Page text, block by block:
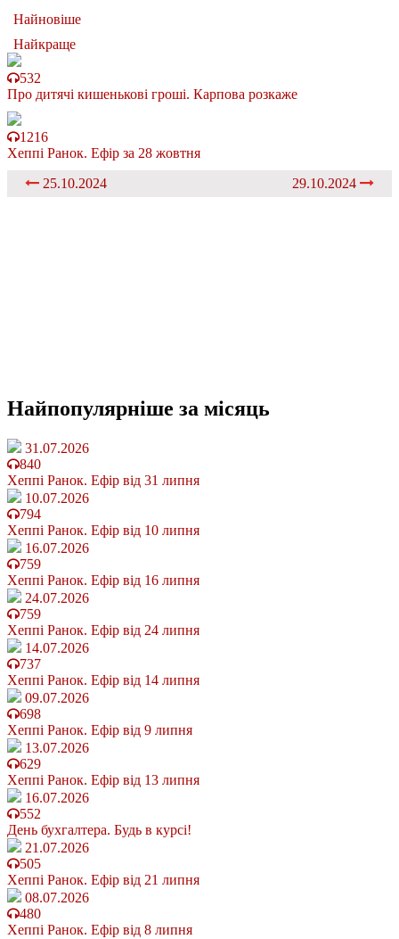
Найновіше
Найкраще
532
Про дитячі кишенькові гроші. Карпова розкаже
1216
Хеппі Ранок. Ефір за 28 жовтня
25.10.2024
29.10.2024
Найпопулярніше за місяць
31.07.2026
840
Хеппі Ранок. Ефір від 31 липня
10.07.2026
794
Хеппі Ранок. Ефір від 10 липня
16.07.2026
759
Хеппі Ранок. Ефір від 16 липня
24.07.2026
759
Хеппі Ранок. Ефір від 24 липня
14.07.2026
737
Хеппі Ранок. Ефір від 14 липня
09.07.2026
698
Хеппі Ранок. Ефір від 9 липня
13.07.2026
629
Хеппі Ранок. Ефір від 13 липня
16.07.2026
552
День бухгалтера. Будь в курсі!
21.07.2026
505
Хеппі Ранок. Ефір від 21 липня
08.07.2026
480
Хеппі Ранок. Ефір від 8 липня